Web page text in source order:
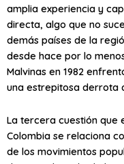
amplia experiencia y
directa, algo que no
demás países de la
desde hace por lo
Malvinas en 1982
una estrepitosa derrota
La tercera cuestión que
Colombia se relaciona
de los movimientos